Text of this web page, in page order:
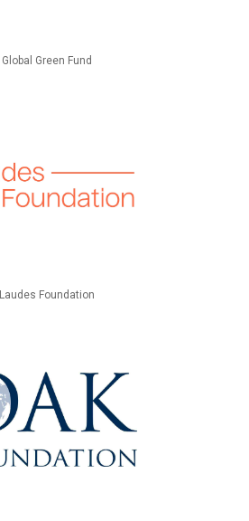
Global Green Fund
Laudes Foundation